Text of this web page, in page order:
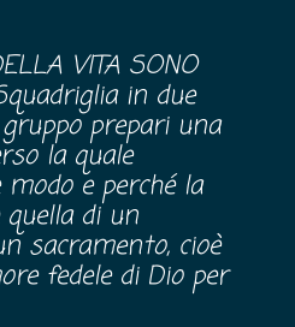
VITA SONO
in due
prepari una
la quale
e perché la
di un
sacramento, cioè
fedele di Dio per